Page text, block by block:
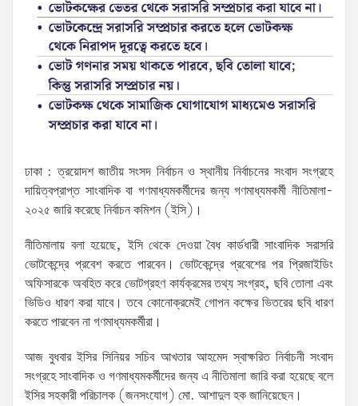
ঢাকা : ত্রয়োদশ জাতীয় সংসদ নির্বাচন ও স্থানীয় নির্বাচনের সংবাদ সংগ্রহে
দায়িত্বপ্রাপ্ত সাংবাদিক বা গণমাধ্যমকর্মীদের জন্য গণমাধ্যমকর্মী নীতিমালা-
২০২৫ জারি করেছে নির্বাচন কমিশন (ইসি)।
নীতিমালায় বলা হয়েছে, ইসি থেকে দেওয়া বৈধ কার্ডধারী সাংবাদিক সরাসরি
ভোটকেন্দ্রে প্রবেশ করতে পারবেন। ভোটকেন্দ্রে প্রবেশের পর প্রিজাইডিং
অফিসারকে অবহিত করে ভোটগ্রহণ কার্যক্রমের তথ্য সংগ্রহ, ছবি তোলা এবং
ভিডিও ধারণ করা যাবে। তবে কোনোক্রমেই গোপন কক্ষের ভিতরের ছবি ধারণ
করতে পারবেন না গণমাধ্যমকর্মীরা।
আজ বুধবার ইসির সিনিয়র সচিব আখতার আহমেদ স্বাক্ষরিত নির্বাচনী সংবাদ
সংগ্রহে সাংবাদিক ও গণমাধ্যমকর্মীদের জন্য এ নীতিমালা জারি করা হয়েছে বলে
ইসির সহকারী পরিচালক (জনসংযোগ) মো. আশাদুল হক জানিয়েছেন।